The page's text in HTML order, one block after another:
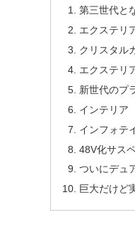
第三世代と
エクステリ
クリスタル
エクステリ
新世代のプ
インテリア
インフォテ
48V化サス
ついにデュ
巨大だけど